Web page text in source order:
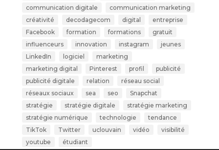
communication digitale
communication marketing
créativité
decodagecom digital
entreprise
Facebook
formation formations
gratuit
influenceurs
innovation instagram
jeunes
LinkedIn
logiciel
marketing
marketing digital
Pinterest profil
publicité
publicité digitale
relation
réseau social
réseaux sociaux
sea seo
Snapchat
stratégie
stratégie digitale
stratégie marketing
stratégie numérique
technologie
tendance
TikTok
Twitter uclouvain vidéo
visibilité
youtube
étudiant